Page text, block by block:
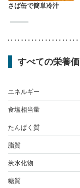
さば缶で簡単冷汁
すべての栄養価
エネルギー
食塩相当量
たんぱく質
脂質
炭水化物
糖質